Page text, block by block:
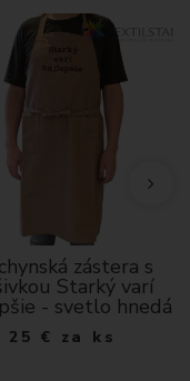
zástera s
Starký varí
- svetlo hnedá
25 € za ks